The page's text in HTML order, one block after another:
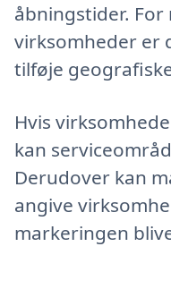
åbningstider. For
virksomheder er
tilføje
Hvis
kan
Derudover kan
angive
markeringen